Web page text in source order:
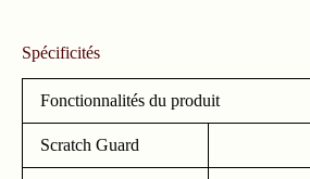
Spécificités
Fonctionnalités du produit
Scratch Guard